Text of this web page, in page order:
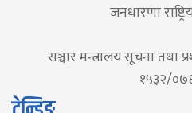
जनधारणा
सञ्चार मन्त्रालय सूचना तथा
१५३२/